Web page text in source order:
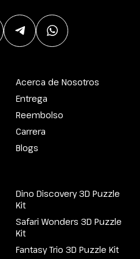
Acerca de Nosotros
Entrega
Reembolso
Carrera
Blogs
Dino Discovery 3D Puzzle
Kit
Safari Wonders 3D Puzzle
Kit
Fantasy Trio 3D Puzzle Kit